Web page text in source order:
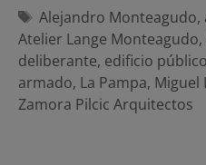
Etiquetas
Alejandro Monteagudo,
Atelier Lange Monteagudo,
deliberante, edificio público
armado, La Pampa, Miguel
Zamora Pilcic Arquitectos